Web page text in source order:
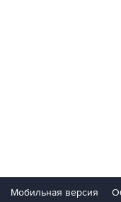
Мобильная версия